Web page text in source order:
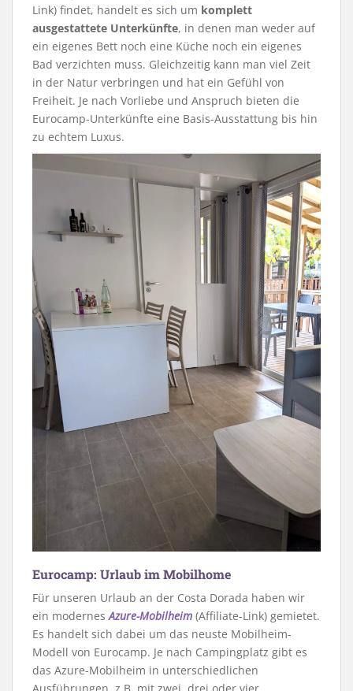
Link) findet, handelt es sich um komplett
ausgestattete Unterkünfte, in denen man weder auf
ein eigenes Bett noch eine Küche noch ein eigenes
Bad verzichten muss. Gleichzeitig kann man viel Zeit
in der Natur verbringen und hat ein Gefühl von
Freiheit. Je nach Vorliebe und Anspruch bieten die
Eurocamp-Unterkünfte eine Basis-Ausstattung bis hin
zu echtem Luxus.
Eurocamp: Urlaub im Mobilhome
Für unseren Urlaub an der Costa Dorada haben wir
ein modernesAzure-Mobilheim (Affiliate-Link) gemietet.
Es handelt sich dabei um das neuste Mobilheim-
Modell von Eurocamp. Je nach Campingplatz gibt es
das Azure-Mobilheim in unterschiedlichen